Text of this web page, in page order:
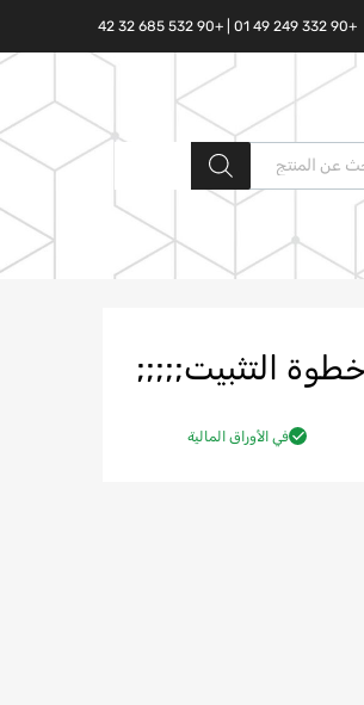
+90 332 249 49 01 | +90 532 685 32 42
البحث المنتجات
في الأوراق المالية